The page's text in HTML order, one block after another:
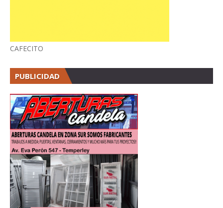
CAFECITO
PUBLICIDAD